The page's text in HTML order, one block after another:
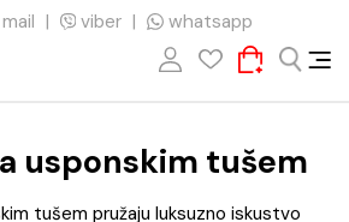
mail | viber | whatsapp
usponskim